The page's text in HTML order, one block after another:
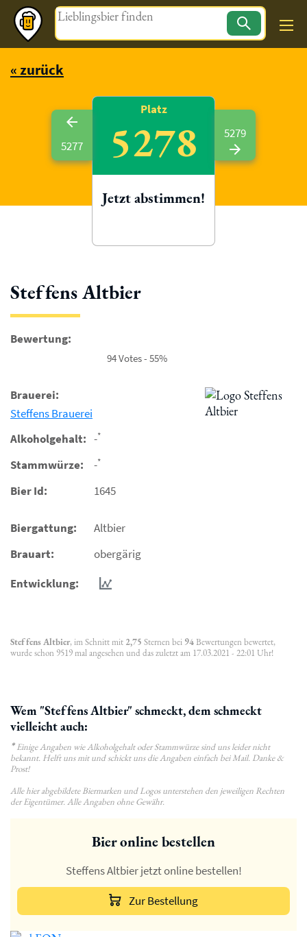
Magazin
« zurück
Steffens Altbier
Bewertung:
94 Votes - 55%
Brauerei:
Steffens Brauerei
Alkoholgehalt: -*
Stammwürze: -*
Bier Id: 1645
Biergattung:
Altbier
Brauart:
obergärig
Entwicklung:
Steffens Altbier, im Schnitt mit 2,75 Sternen bei 94Bewertungen bewertet,
wurde schon 9519 mal angesehen und das zuletzt am 17.03.2021 - 22:01 Uhr!
Wem "Steffens Altbier" schmeckt, dem schmeckt
vielleicht auch:
*Einige Angaben wie Alkoholgehalt oder Stammwürze sind uns leider nicht
bekannt. Helft uns mit und schickt uns die Angaben einfach bei Mail. Danke &
Prost!
Alle hier abgebildete Biermarken und Logos unterstehen den jeweiligen Rechten
der Eigentümer. Alle Angaben ohne Gewähr.
5277
Platz
5278
Jetzt abstimmen!
5279
Bier online bestellen
Steffens Altbier jetzt online bestellen!
Zur Bestellung